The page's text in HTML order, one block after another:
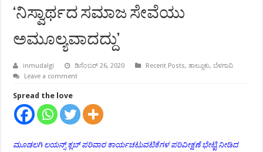
‘ನಿಸ್ವಾರ್ಥದ ಸಮಾಜ ಸೇವೆಯು
ಅಮೂಲ್ಯವಾದದ್ದು’
inmudalgi ಡಿಸೆಂಬರ್ 26, 2020 Recent Posts,ತಾಲ್ಲೂಕು,ಬೆಳಗಾವಿ
Leave a comment
Spread the love
ಮೂಡಲಗಿ ಲಯನ್ಸ್ ಕ್ಲಬ್ ಪರಿವಾರ ಕಾರ್ಯಚಟುವಟಿಕೆಗಳ ಪರಿವೀಕ್ಷಣೆ ಭೇಟ್ಟಿ ನೀಡಿದ